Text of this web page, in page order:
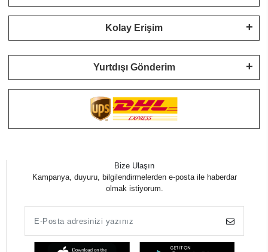
Kolay Erişim
Yurtdışı Gönderim
Bize Ulaşın
Kampanya, duyuru, bilgilendirmelerden e-posta ile haberdar
olmak istiyorum.